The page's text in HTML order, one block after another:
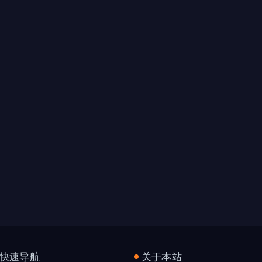
快速导航 关于本站